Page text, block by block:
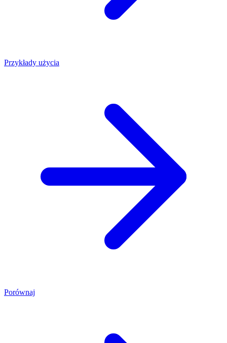
Przykłady użycia
Porównaj